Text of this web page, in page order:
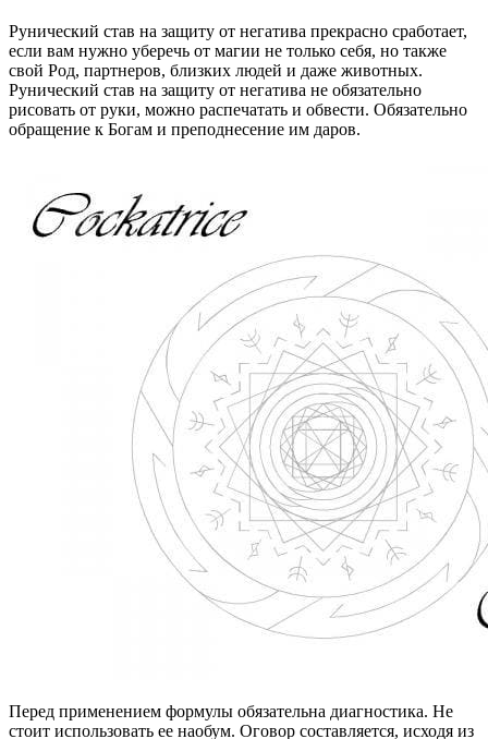
Рунический став на защиту от негатива прекрасно сработает,
если вам нужно уберечь от магии не только себя, но также
свой Род, партнеров, близких людей и даже животных.
Рунический став на защиту от негатива не обязательно
рисовать от руки, можно распечатать и обвести. Обязательно
обращение к Богам и преподнесение им даров.
Перед применением формулы обязательна диагностика. Не
стоит использовать ее наобум. Оговор составляется, исходя из